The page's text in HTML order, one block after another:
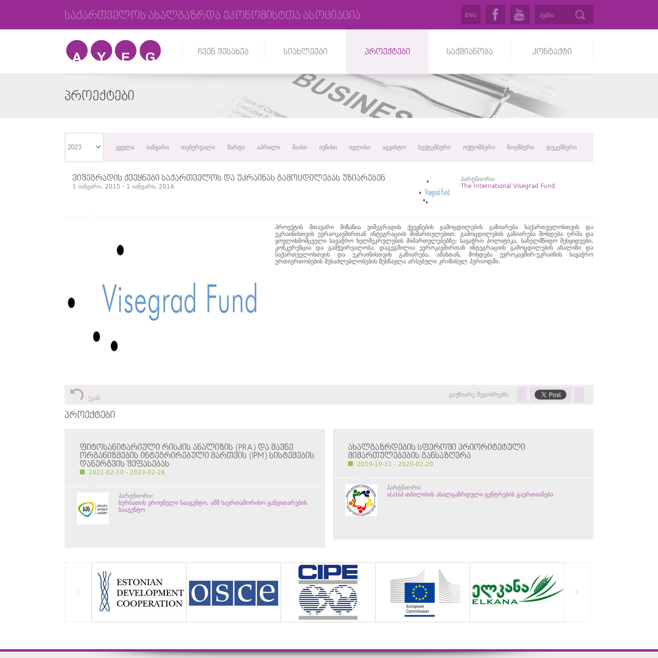
საქართველოს ახალგაზრდა ეკონომისტთა ასოციაცია ENG
ჩვენ შესახებ სიახლეები პროექტები საქმიანობა კონტაქტი
ᲞᲠᲝᲔᲥᲢᲔᲑᲘ
ყველა იანვარი თებერვალი მარტი აპრილი მაისი ივნისი ივლისი აგვისტო სექტემბერი ოქტომბერი ნოემბერი დეკემბერი
ᲕᲘᲨᲔᲒᲠᲐᲓᲘᲡ ᲥᲕᲔᲧᲜᲔᲑᲘ ᲡᲐᲥᲐᲠᲗᲕᲔᲚᲝᲡ ᲓᲐ ᲣᲙᲠᲐᲘᲜᲐᲡ ᲒᲐᲛᲝᲪᲓᲘᲚᲔᲑᲐᲡ ᲣᲖᲘᲐᲠᲔᲑᲔᲜ
1 იანვარი, 2015 - 1 იანვარი, 2016
პარტნიორი:
The International Visegrad Fund
პროექტის მთავარი მიზანია ვიშეგრადის ქვეყნების გამოცდილების გაზიარება საქართველოსთვის და
უკრაინისთვის ევრაოკავშირთან ინტეგრაციის მიმართულებით. გამოცდილების გაზიარება მოხდება ღრმა და
ყოვლისმომცველი სავაჭრო ხელშეკრულების მიმართულებებზე: სავაჭრო პოლიტიკა, სახელმწიფო შესყიდვები,
კონკურენცია და გამჭვირვალობა. დაგეგმილია ევროკავშირთან ინტეგრაციის გამოცდილების ანალიზი და
საქართველოსთვის და უკრაინისთვის გაზიარება. ამასთან, მოხდება ევროკავშირ-უკრაინის სავაჭრო
ურთიერთობების შესაძლებლობების შესწავლა არსებული კრიზისულ პერიოდში.
უკან გაუზიარე მეგობრებს:
ᲞᲠᲝᲔᲥᲢᲔᲑᲘ
ᲤᲘᲢᲝᲡᲐᲜᲘᲢᲐᲠᲘᲣᲚᲘ ᲠᲘᲡᲙᲘᲡ ᲐᲜᲐᲚᲘᲖᲘᲡ (PRA) ᲓᲐ ᲛᲐᲕᲜᲔ
ᲝᲠᲒᲐᲜᲘᲖᲛᲔᲑᲘᲡ ᲘᲜᲢᲔᲒᲠᲘᲠᲔᲑᲣᲚᲘ ᲛᲐᲠᲗᲕᲘᲡ (IPM) ᲡᲘᲡᲢᲔᲛᲔᲑᲘᲡ
ᲓᲐᲜᲔᲠᲒᲕᲘᲡ ᲨᲔᲤᲐᲡᲔᲑᲐᲡ
2021-02-10 - 2023-02-28
პარტნიორი:
სურსათის ეროვნული სააგენტო, აშშ საერთაშორისო განვითარების
სააგენტო
ᲐᲮᲐᲚᲒᲐᲖᲠᲓᲔᲑᲘᲡ ᲡᲤᲔᲠᲝᲨᲘ ᲞᲠᲘᲝᲠᲘᲢᲔᲢᲣᲚᲘ
ᲛᲘᲛᲐᲠᲗᲣᲚᲔᲑᲔᲑᲘᲡ ᲒᲐᲜᲡᲐᲖᲦᲕᲠᲐ
2019-10-31 - 2020-02-20
პარტნიორი:
ა(ა)იპ თბილისის ახალგაზრდული ცენტრების გაერთიანება